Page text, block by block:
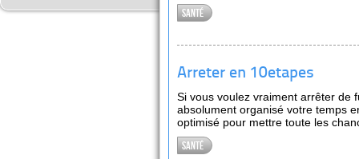
Santé
Arreter en 10etapes
Si vous voulez vraiment arrêter de
absolument organisé votre temps
optimisé pour mettre toute les
Santé